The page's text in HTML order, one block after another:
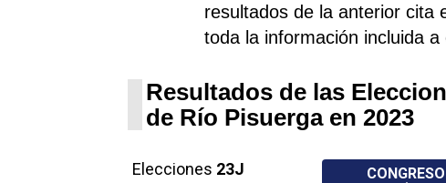
resultados de la anterior cita
toda la información incluida a
Resultados de las
de Río Pisuerga en 2023
Elecciones 23J CONGRESO